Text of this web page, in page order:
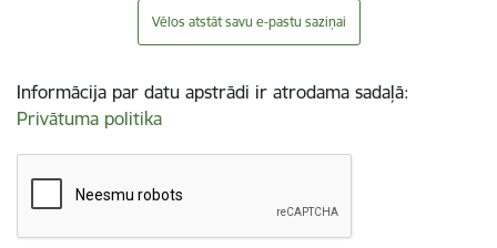
Vēlos atstāt savu e-pastu saziņai
Informācija par datu apstrādi ir atrodama sadaļā:
Privātuma politika